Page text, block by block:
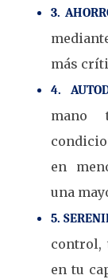
3.
más
4.
mano
en
una
5.
control,
en tu